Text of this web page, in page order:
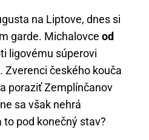
na Liptove, dnes si
garde. Michalovce od
ligovému súperovi
českého kouča
poraziť Zemplínčanov
sa však nehrá
to pod konečný stav?